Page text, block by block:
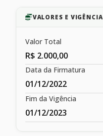
VALORES E VIGÊNCIA
Valor Total
R$ 2.000,00
Data da Firmatura
01/12/2022
Fim da Vigência
01/12/2023